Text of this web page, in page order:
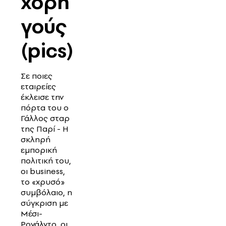
γούς
(pics)
Σε ποιες
εταιρείες
έκλεισε την
πόρτα του ο
Γάλλος σταρ
της Παρί - Η
σκληρή
εμπορική
πολιτική του,
οι business,
το «χρυσό»
συμβόλαιο, η
σύγκριση με
Μέσι-